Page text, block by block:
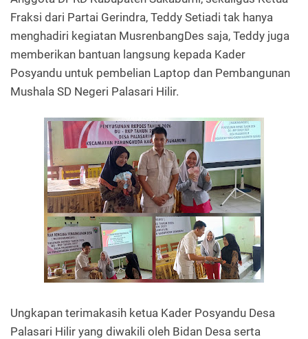
Fraksi dari Partai Gerindra, Teddy Setiadi tak hanya
menghadiri kegiatan MusrenbangDes saja, Teddy juga
memberikan bantuan langsung kepada Kader
Posyandu untuk pembelian Laptop dan Pembangunan
Mushala SD Negeri Palasari Hilir.
Ungkapan terimakasih ketua Kader Posyandu Desa
Palasari Hilir yang diwakili oleh Bidan Desa serta